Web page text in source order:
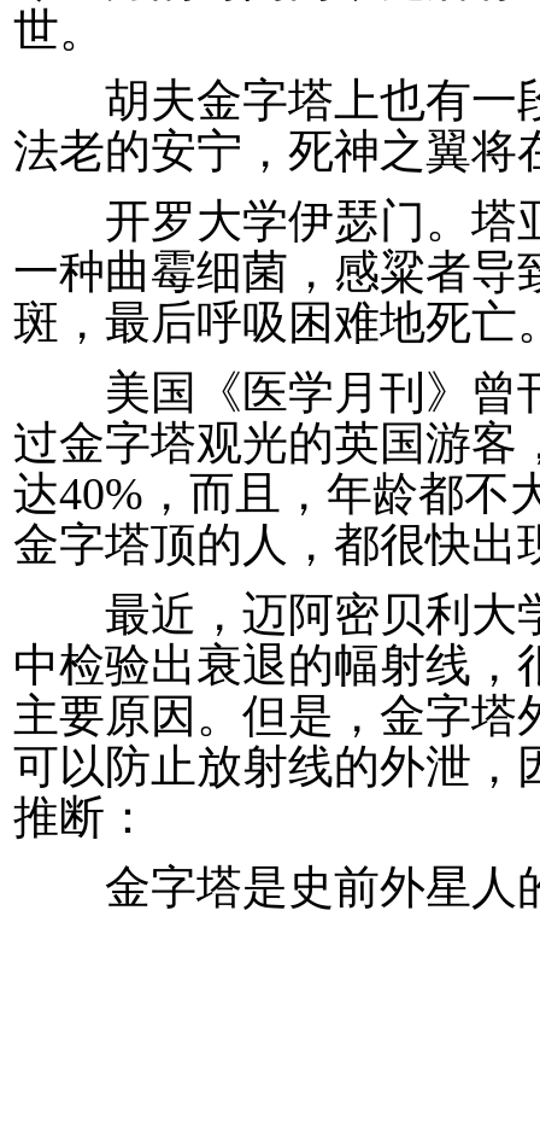
世。
胡夫金字塔上也有一段
法老的安宁，死神之翼将
开罗大学伊瑟门。塔
一种曲霉细菌，感粱者导
斑，最后呼吸困难地死亡
美国《医学月刊》曾
过金字塔观光的英国游客
达40%，而且，年龄都不
金字塔顶的人，都很快出
最近，迈阿密贝利大
中检验出衰退的幅射线，
主要原因。但是，金字塔
可以防止放射线的外泄，
推断：
金字塔是史前外星人